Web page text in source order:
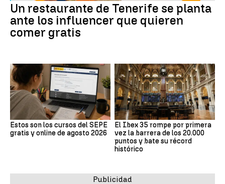
Un restaurante de Tenerife se planta
ante los influencer que quieren
comer gratis
Estos son los cursos del SEPE
gratis y online de agosto 2026
El Ibex 35 rompe por primera
vez la barrera de los 20.000
puntos y bate su récord
histórico